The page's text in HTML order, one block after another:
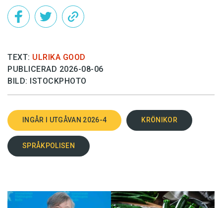
TEXT: ULRIKA GOOD
PUBLICERAD 2026-08-06
BILD: ISTOCKPHOTO
INGÅR I UTGÅVAN 2026-4 KRÖNIKOR
SPRÅKPOLISEN